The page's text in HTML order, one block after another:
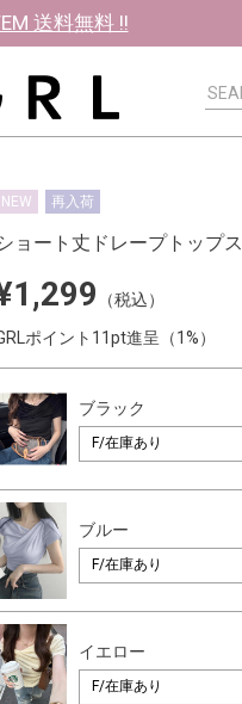
送料無料 !!
NEW 再入荷
ョート丈ドレープトップス
（税込）
ポイント11pt進呈（1%）
ブラック
ブルー
イエロー